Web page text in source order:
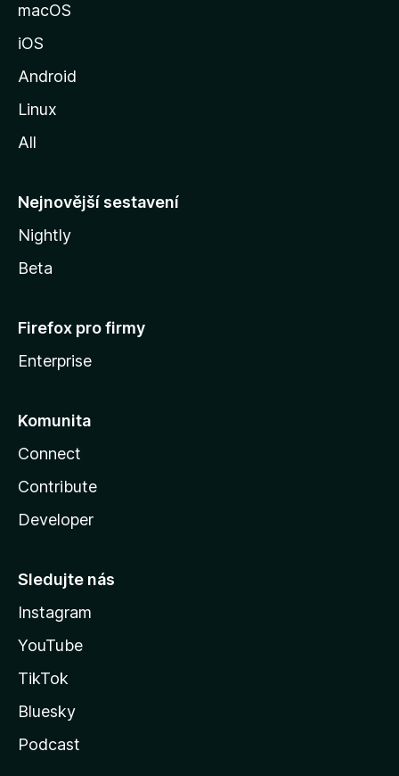
M
o
l
y
macOS
iOS
Android
Linux
All
Nejnovější sestavení
Nightly
Beta
Firefox pro firmy
Enterprise
Komunita
Connect
Contribute
Developer
Sledujte nás
Instagram
YouTube
TikTok
Bluesky
Podcast